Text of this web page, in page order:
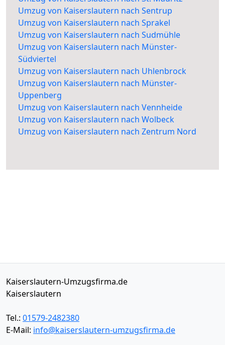
Umzug von Kaiserslautern nach Sentrup
Umzug von Kaiserslautern nach Sprakel
Umzug von Kaiserslautern nach Sudmühle
Umzug von Kaiserslautern nach Münster-
Südviertel
Umzug von Kaiserslautern nach Uhlenbrock
Umzug von Kaiserslautern nach Münster-
Uppenberg
Umzug von Kaiserslautern nach Vennheide
Umzug von Kaiserslautern nach Wolbeck
Umzug von Kaiserslautern nach Zentrum Nord
Kaiserslautern-Umzugsfirma.de
Kaiserslautern
Tel.: 01579-2482380
E-Mail: info@kaiserslautern-umzugsfirma.de